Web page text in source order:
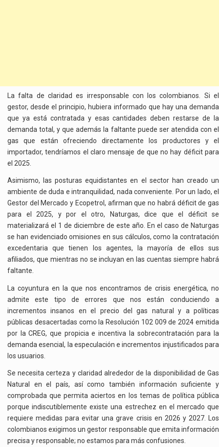
La falta de claridad es irresponsable con los colombianos. Si el
gestor, desde el principio, hubiera informado que hay una demanda
que ya está contratada y esas cantidades deben restarse de la
demanda total, y que además la faltante puede ser atendida con el
gas que están ofreciendo directamente los productores y el
importador, tendríamos el claro mensaje de que no hay déficit para
el 2025.
Asimismo, las posturas equidistantes en el sector han creado un
ambiente de duda e intranquilidad, nada conveniente. Por un lado, el
Gestor del Mercado y Ecopetrol, afirman que no habrá déficit de gas
para el 2025, y por el otro, Naturgas, dice que el déficit se
materializará el 1 de diciembre de este año. En el caso de Naturgas
se han evidenciado omisiones en sus cálculos, como la contratación
excedentaria que tienen los agentes, la mayoría de ellos sus
afiliados, que mientras no se incluyan en las cuentas siempre habrá
faltante.
La coyuntura en la que nos encontramos de crisis energética, no
admite este tipo de errores que nos están conduciendo a
incrementos insanos en el precio del gas natural y a políticas
públicas desacertadas como la Resolución 102 009 de 2024 emitida
por la CREG, que propicia e incentiva la sobrecontratación para la
demanda esencial, la especulación e incrementos injustificados para
los usuarios.
Se necesita certeza y claridad alrededor de la disponibilidad de Gas
Natural en el país, así como también información suficiente y
comprobada que permita aciertos en los temas de política pública
porque indiscutiblemente existe una estrechez en el mercado que
requiere medidas para evitar una grave crisis en 2026 y 2027. Los
colombianos exigimos un gestor responsable que emita información
precisa y responsable; no estamos para más confusiones.